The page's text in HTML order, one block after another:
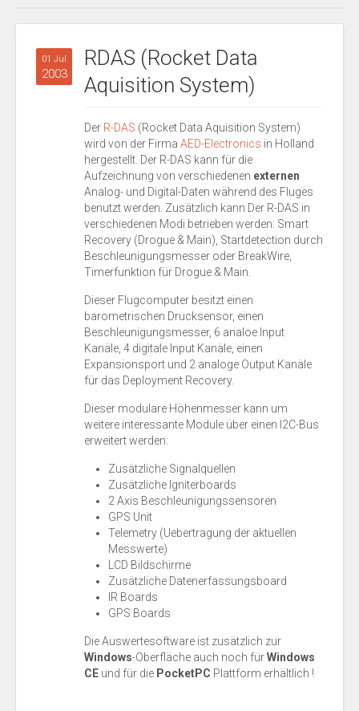
01 Jul
2003
RDAS (Rocket Data
Aquisition System)
Der R-DAS (Rocket Data Aquisition System)
wird von der Firma AED-Electronics in Holland
hergestellt. Der R-DAS kann für die
Aufzeichnung von verschiedenen externen
Analog- und Digital-Daten während des Fluges
benutzt werden. Zusätzlich kann Der R-DAS in
verschiedenen Modi betrieben werden: Smart
Recovery (Drogue & Main), Startdetection durch
Beschleunigungsmesser oder BreakWire,
Timerfunktion für Drogue & Main.
Dieser Flugcomputer besitzt einen
barometrischen Drucksensor, einen
Beschleunigungsmesser, 6 analoe Input
Kanäle, 4 digitale Input Kanäle, einen
Expansionsport und 2 analoge Output Kanäle
für das Deployment Recovery.
Dieser modulare Höhenmesser kann um
weitere interessante Module über einen I2C-Bus
erweitert werden:
Zusätzliche Signalquellen
Zusätzliche Igniterboards
2 Axis Beschleunigungssensoren
GPS Unit
Telemetry (Uebertragung der aktuellen
Messwerte)
LCD Bildschirme
Zusätzliche Datenerfassungsboard
IR Boards
GPS Boards
Die Auswertesoftware ist zusätzlich zur
Windows-Oberfläche auch noch fürWindows
CE und für die PocketPC Plattform erhältlich !